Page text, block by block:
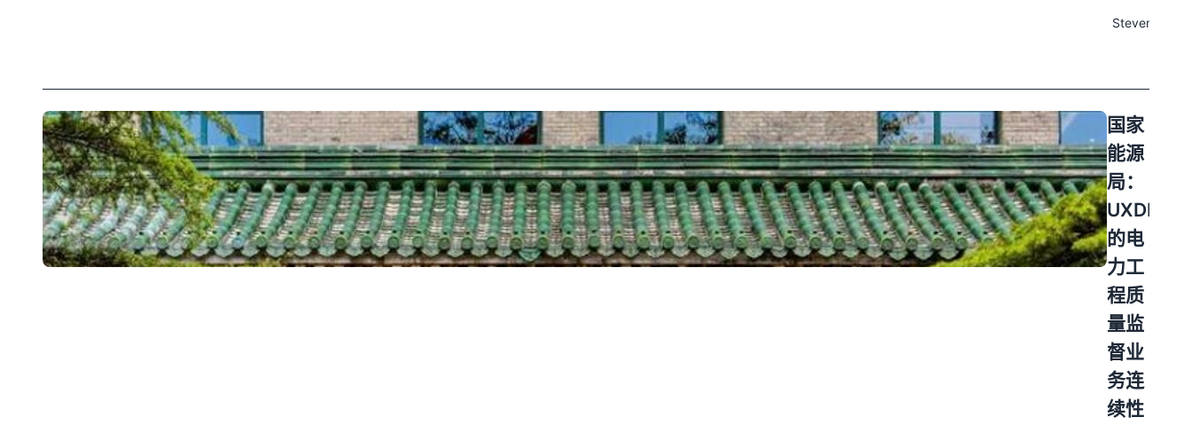
数据库
集变电
站保护
设备、
电气参
数、历
史资料
等关键
数据。
原有系
统存在
三
河北大
责任公
司拥有
两台
30 万
千瓦供
热机
组，所
发电力
全部供
应京津
唐电
网，同
时承担
唐山市
中心区
Steven
国家
能源
局：
UXDB
的电
力工
程质
量监
督业
务连
续性